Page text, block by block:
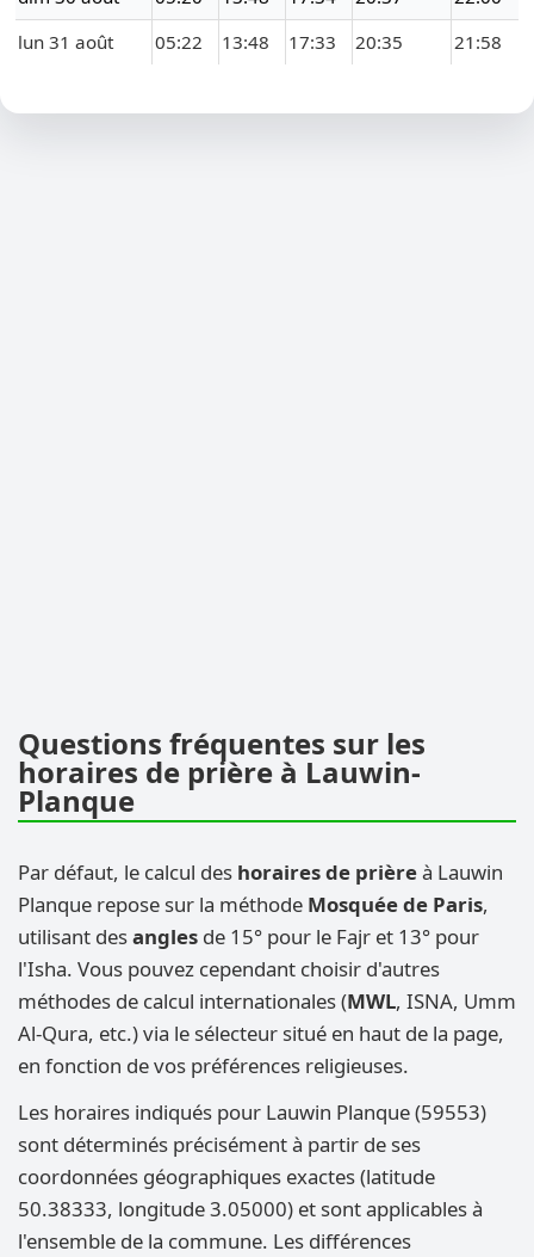
lun 31 août
05:22 13:48 17:33 20:35 21:58
Questions fréquentes sur les
horaires de prière à Lauwin-
Planque
Par défaut, le calcul des horaires de prièreà Lauwin
Planque repose sur la méthode Mosquée de Paris,
utilisant desangles de 15° pour le Fajr et 13° pour
l'Isha. Vous pouvez cependant choisir d'autres
méthodes de calcul internationales (MWL, ISNA, Umm
Al-Qura, etc.) via le sélecteur situé en haut de la page,
en fonction de vos préférences religieuses.
Les horaires indiqués pour Lauwin Planque (59553)
sont déterminés précisément à partir de ses
coordonnées géographiques exactes (latitude
50.38333, longitude 3.05000) et sont applicables à
l'ensemble de la commune. Les différences